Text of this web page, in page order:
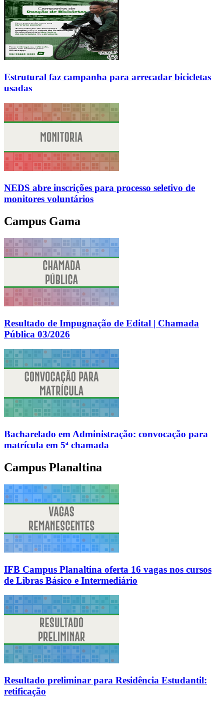
Estrutural faz campanha para arrecadar bicicletas
usadas
NEDS abre inscrições para processo seletivo de
monitores voluntários
Campus Gama
Resultado de Impugnação de Edital | Chamada
Pública 03/2026
Bacharelado em Administração: convocação para
matrícula em 5ª chamada
Campus Planaltina
IFB Campus Planaltina oferta 16 vagas nos cursos
de Libras Básico e Intermediário
Resultado preliminar para Residência Estudantil:
retificação